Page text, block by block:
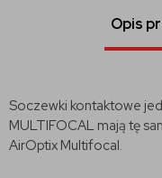
Opis
Soczewki kontaktowe
MULTIFOCAL mają tę
AirOptix Multifocal.